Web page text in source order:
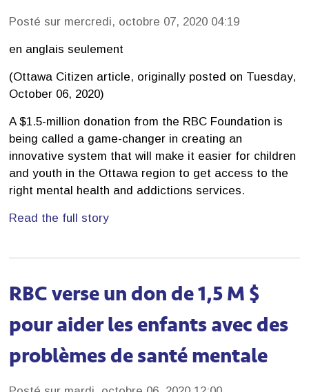
Posté sur mercredi, octobre 07, 2020 04:19
en anglais seulement
(Ottawa Citizen article, originally posted on Tuesday,
October 06, 2020)
A $1.5-million donation from the RBC Foundation is
being called a game-changer in creating an
innovative system that will make it easier for children
and youth in the Ottawa region to get access to the
right mental health and addictions services.
Read the full story
RBC verse un don de 1,5 M $
pour aider les enfants avec des
problèmes de santé mentale